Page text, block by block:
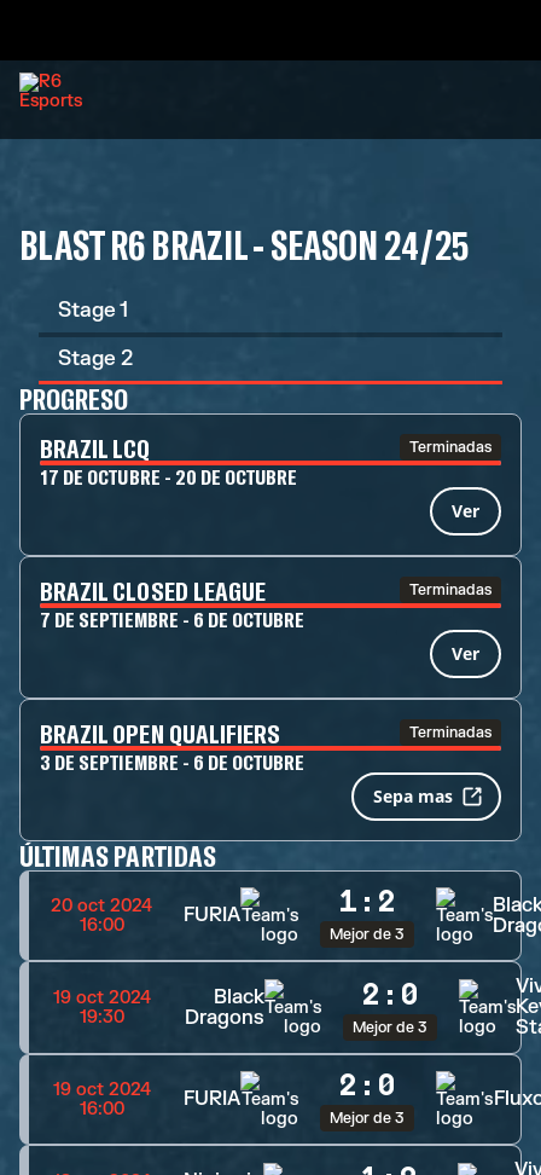
BLAST R6 BRAZIL - SEASON 24/25
Stage 1
Stage 2
PROGRESO
BRAZIL LCQ Terminadas
17 DE OCTUBRE - 20 DE OCTUBRE
Ver
BRAZIL CLOSED LEAGUE Terminadas
7 DE SEPTIEMBRE - 6 DE OCTUBRE
Ver
BRAZIL OPEN QUALIFIERS Terminadas
3 DE SEPTIEMBRE - 6 DE OCTUBRE
Sepa mas
ÚLTIMAS PARTIDAS
20 oct 2024
16:00
FURIA 1 : 2
Mejor de 3
19 oct 2024
19:30
Black
Dragons
2 : 0
Mejor de 3
19 oct 2024
16:00
FURIA 2 : 0
Mejor de 3